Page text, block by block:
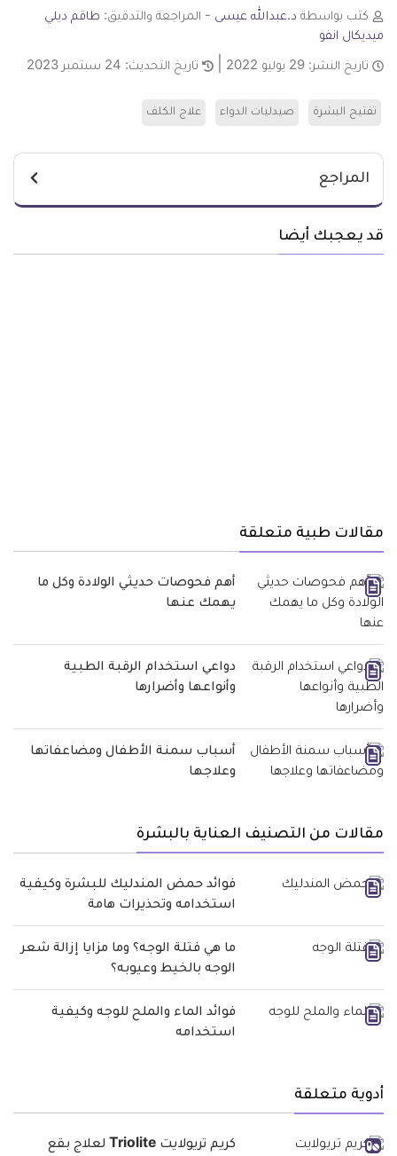
كتب بواسطة د.عبدالله عيسى - المراجعة والتدقيق: طاقم ديلي
ميديكال انفو
تاريخ النشر: 29 يوليو 2022 تاريخ التحديث: 24 سبتمبر 2023
تفتيح البشرة صيدليات الدواء علاج الكلف
المراجع
قد يعجبك أيضا
مقالات طبية متعلقة
أهم فحوصات حديثي الولادة وكل ما
يهمك عنها
دواعي استخدام الرقبة الطبية
وأنواعها وأضرارها
أسباب سمنة الأطفال ومضاعفاتها
وعلاجها
مقالات من التصنيف العناية بالبشرة
فوائد حمض المندليك للبشرة وكيفية
استخدامه وتحذيرات هامة
ما هي فتلة الوجه؟ وما مزايا إزالة شعر
الوجه بالخيط وعيوبه؟
فوائد الماء والملح للوجه وكيفية
استخدامه
أدوية متعلقة
كريم تريولايت Triolite لعلاج بقع